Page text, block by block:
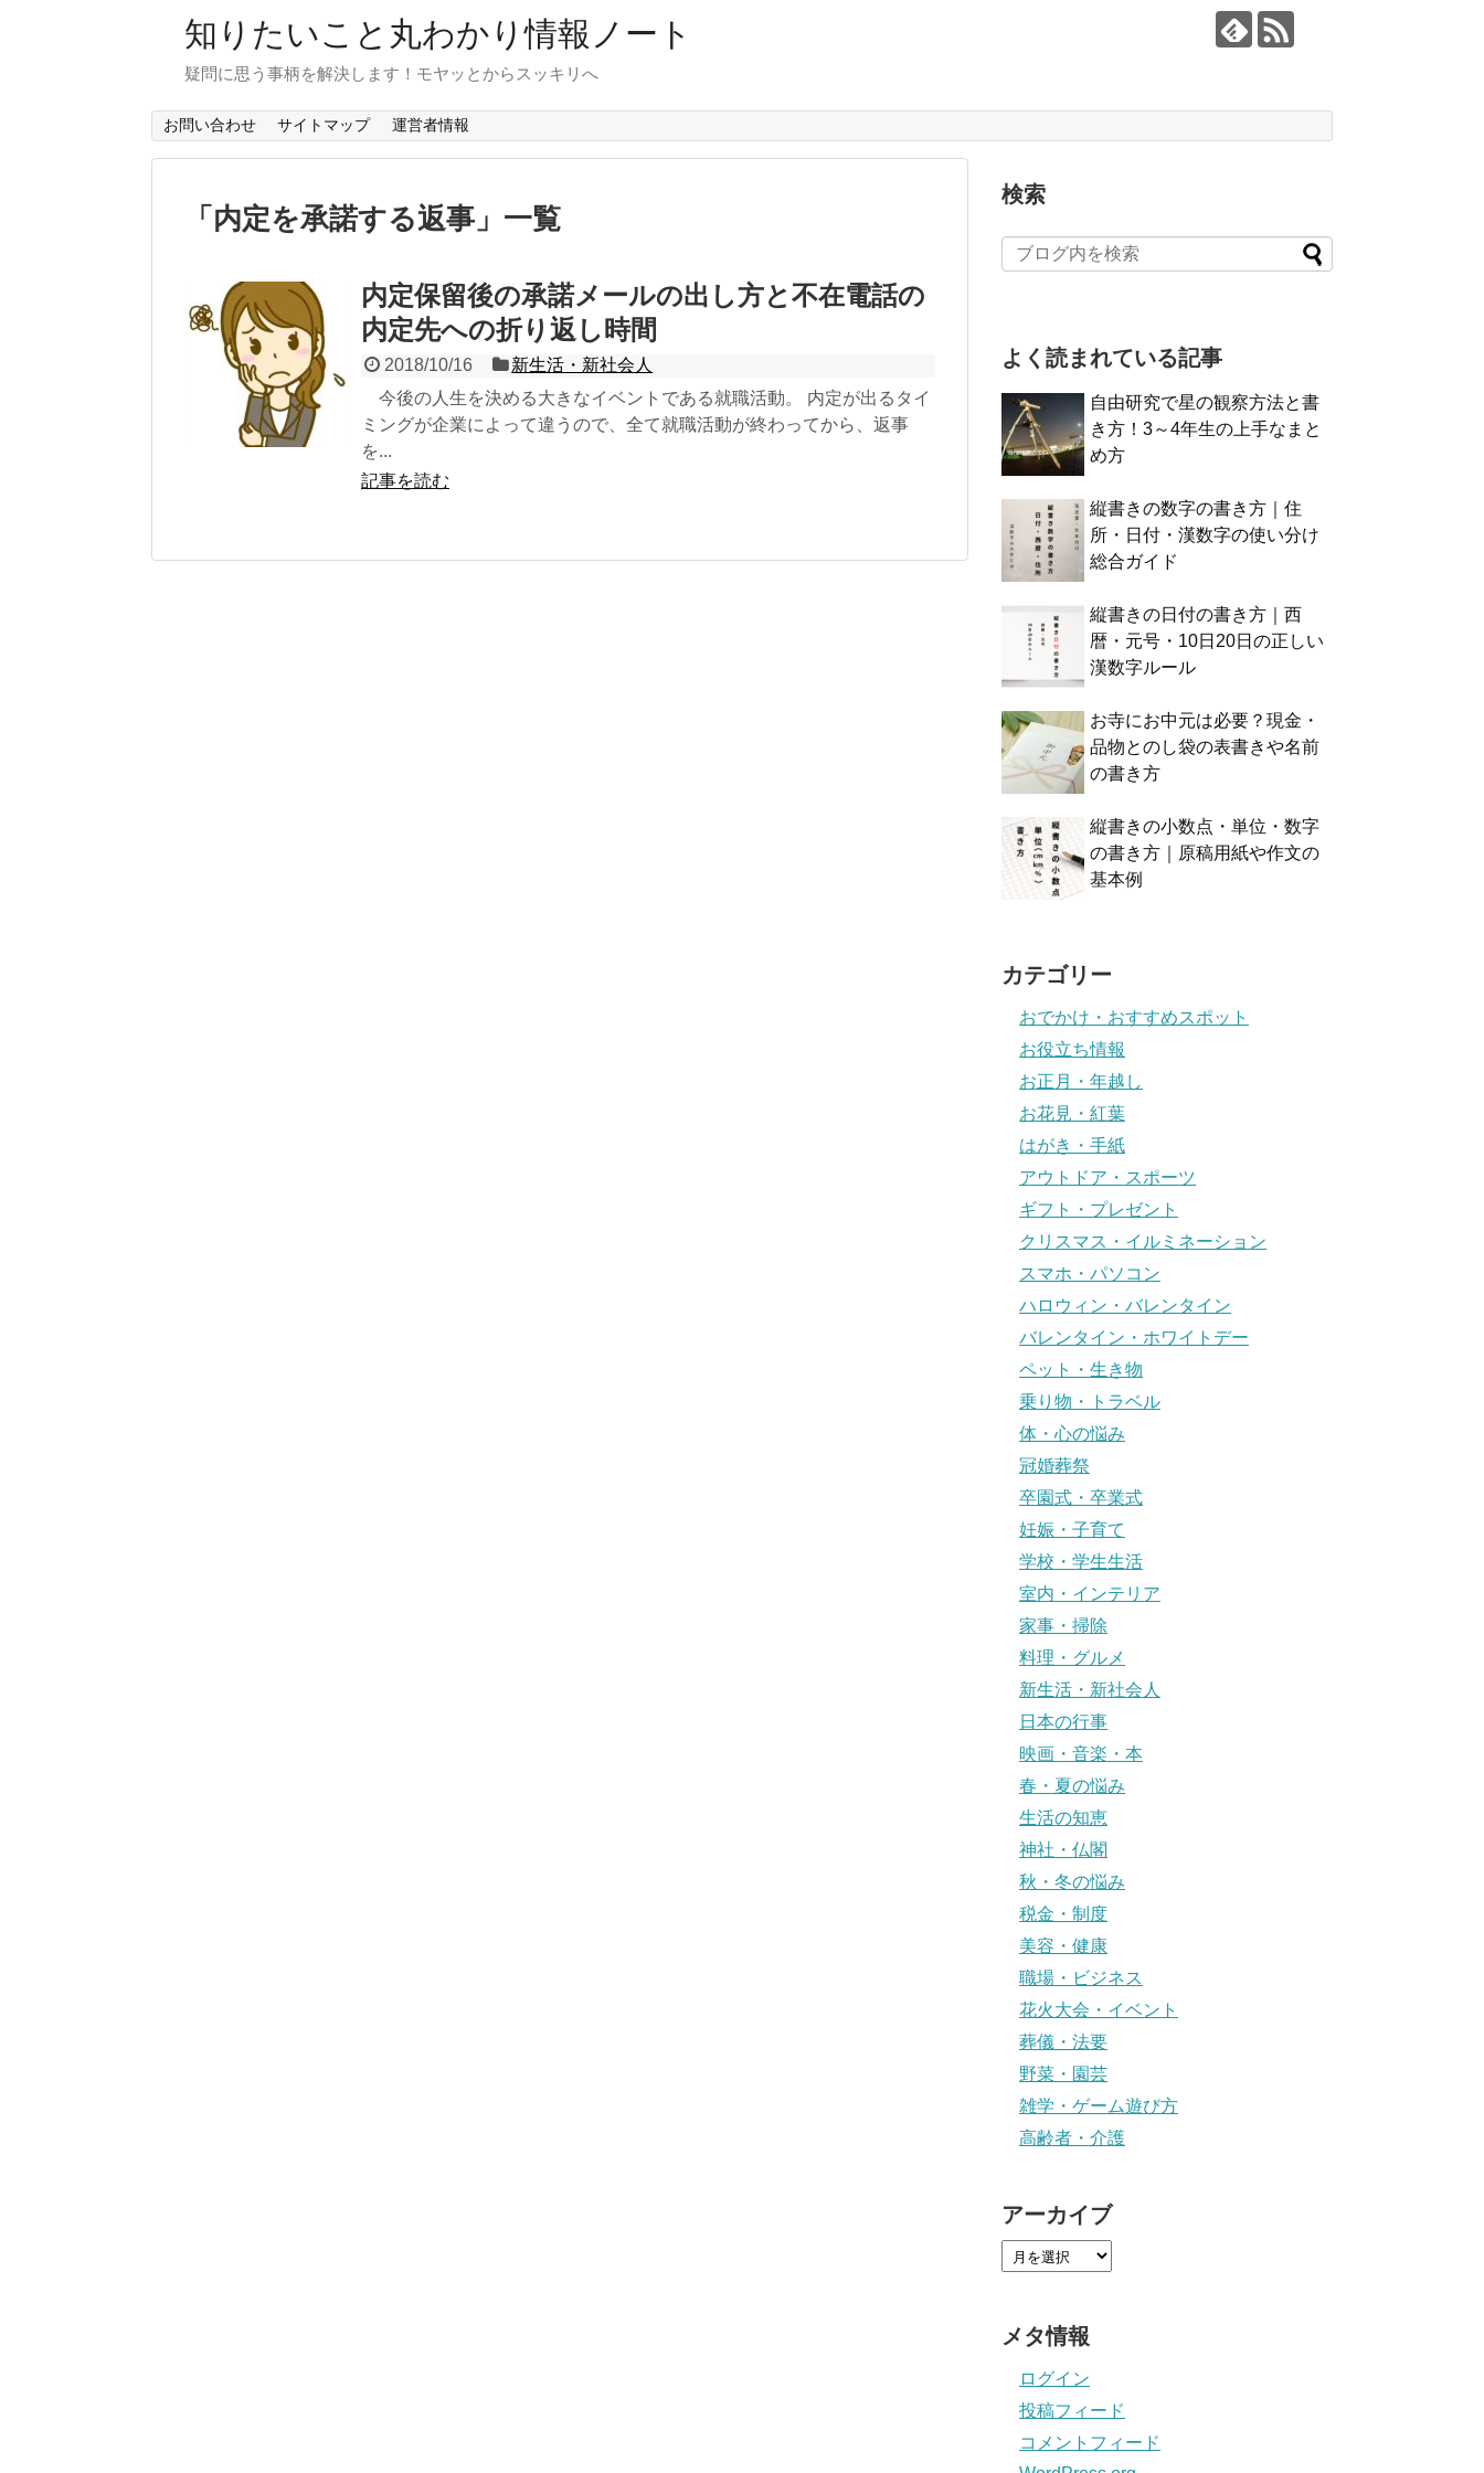
知りたいこと丸わかり情報ノート
疑問に思う事柄を解決します！モヤッとからスッキリへ
お問い合わせ サイトマップ 運営者情報
「 内定を承諾する返事 」 一覧
内定保留後の承諾メールの出し方と不在電話の
内定先への折り返し時間
2018/10/16
新生活・新社会人
今後の人生を決める大きなイベントである就職活動。 内定が出るタイ
ミングが企業によって違うので、全て就職活動が終わってから、返事
を...
記事を読む
検索
よく読まれている記事
自由研究で星の観察方法と書
き方！3～4年生の上手なまと
め方
縦書きの数字の書き方｜住
所・日付・漢数字の使い分け
総合ガイド
縦書きの日付の書き方｜西
暦・元号・10日20日の正しい
漢数字ルール
お寺にお中元は必要？現金・
品物とのし袋の表書きや名前
の書き方
縦書きの小数点・単位・数字
の書き方｜原稿用紙や作文の
基本例
カテゴリー
おでかけ・おすすめスポット
お役立ち情報
お正月・年越し
お花見・紅葉
はがき・手紙
アウトドア・スポーツ
ギフト・プレゼント
クリスマス・イルミネーション
スマホ・パソコン
ハロウィン・バレンタイン
バレンタイン・ホワイトデー
ペット・生き物
乗り物・トラベル
体・心の悩み
冠婚葬祭
卒園式・卒業式
妊娠・子育て
学校・学生生活
室内・インテリア
家事・掃除
料理・グルメ
新生活・新社会人
日本の行事
映画・音楽・本
春・夏の悩み
生活の知恵
神社・仏閣
秋・冬の悩み
税金・制度
美容・健康
職場・ビジネス
花火大会・イベント
葬儀・法要
野菜・園芸
雑学・ゲーム遊び方
高齢者・介護
アーカイブ
メタ情報
ログイン
投稿フィード
コメントフィード